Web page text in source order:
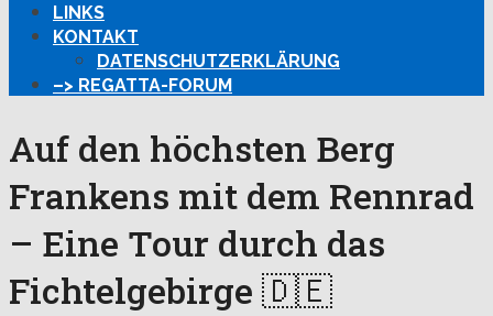
LINKS
KONTAKT
DATENSCHUTZERKLÄRUNG
–> REGATTA-FORUM
Auf den höchsten Berg
Frankens mit dem Rennrad
– Eine Tour durch das
Fichtelgebirge 🇩🇪